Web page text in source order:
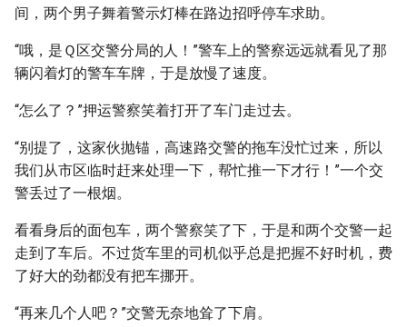
间，两个男子舞着警示灯棒在路边招呼停车求助。
“哦，是Ｑ区交警分局的人！”警车上的警察远远就看见了那
辆闪着灯的警车车牌，于是放慢了速度。
“怎么了？”押运警察笑着打开了车门走过去。
“别提了，这家伙抛锚，高速路交警的拖车没忙过来，所以
我们从市区临时赶来处理一下，帮忙推一下才行！”一个交
警丢过了一根烟。
看看身后的面包车，两个警察笑了下，于是和两个交警一起
走到了车后。不过货车里的司机似乎总是把握不好时机，费
了好大的劲都没有把车挪开。
“再来几个人吧？”交警无奈地耸了下肩。